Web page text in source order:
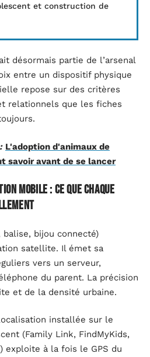
et construction de
désormais partie de l’arsenal
entre un dispositif physique
repose sur des critères
relationnels que les fiches
L'adoption d'animaux de
savoir avant de se lancer
mobile : ce que chaque
balise, bijou connecté)
satellite. Il émet sa
vers un serveur,
du parent. La précision
et de la densité urbaine.
installée sur le
(Family Link, FindMyKids,
exploite à la fois le GPS du